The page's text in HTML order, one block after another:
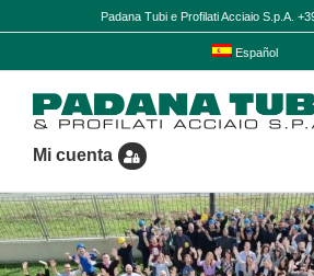
to
Padana Tubi e Profilati Acciaio S.p.A.
Español
Mi cuenta